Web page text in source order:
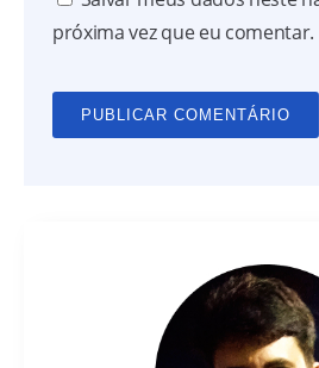
próxima vez que eu comentar.